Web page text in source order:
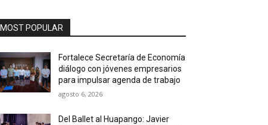
MOST POPULAR
Fortalece Secretaría de Economía
diálogo con jóvenes empresarios
para impulsar agenda de trabajo
agosto 6, 2026
Del Ballet al Huapango: Javier